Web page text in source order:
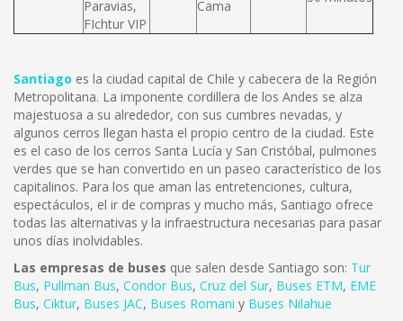
Paravias,
FIchtur VIP
Cama
Santiago es la ciudad capital de Chile y cabecera de la Región
Metropolitana. La imponente cordillera de los Andes se alza
majestuosa a su alrededor, con sus cumbres nevadas, y
algunos cerros llegan hasta el propio centro de la ciudad. Este
es el caso de los cerros Santa Lucía y San Cristóbal, pulmones
verdes que se han convertido en un paseo característico de los
capitalinos. Para los que aman las entretenciones, cultura,
espectáculos, el ir de compras y mucho más, Santiago ofrece
todas las alternativas y la infraestructura necesarias para pasar
unos días inolvidables.
Las empresas de buses que salen desde Santiago son: Tur
Bus, Pullman Bus, Condor Bus, Cruz del Sur, Buses ETM, EME
Bus, Ciktur, Buses JAC, Buses Romani y Buses Nilahue